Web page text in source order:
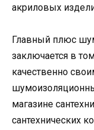
акриловых
Главный плюс
заключается в
качественно
магазине
сантехнических